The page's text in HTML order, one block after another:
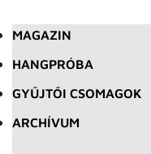
MAGAZIN
HANGPRÓBA
GYŰJTŐI CSOMAGOK
ARCHÍVUM